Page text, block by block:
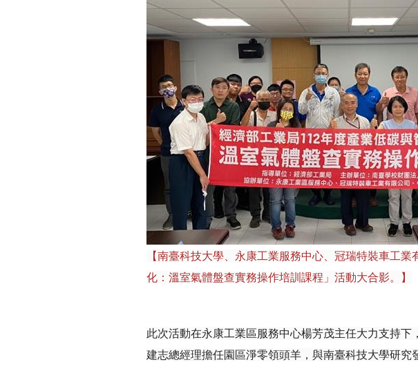
【南臺科技大學、永康工業服務中心、冠瑞特裝車工
化：溫室氣體盤查實務操作培訓課程」活動大合影。】
此次活動在永康工業區服務中心楊芳茂主任大力支持
建志總經理擔任園區淨零領頭羊，與南臺科技大學研